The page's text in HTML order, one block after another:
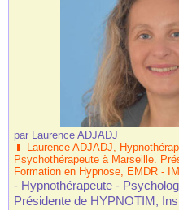
par Laurence ADJADJ
Laurence ADJADJ,
Psychothérapeute à Marseille.
Formation en Hypnose, EMDR -
- Hypnothérapeute -
Présidente de HYPNOTIM,